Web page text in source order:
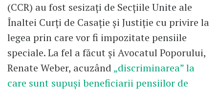
(CCR) au fost sesizați de Secţiile Unite ale
Înaltei Curţi de Casaţie şi Justiţie cu privire la
legea prin care vor fi impozitate pensiile
speciale. La fel a făcut și Avocatul Poporului,
Renate Weber, acuzând „discriminarea” la
care sunt supuși beneficiarii pensiilor de